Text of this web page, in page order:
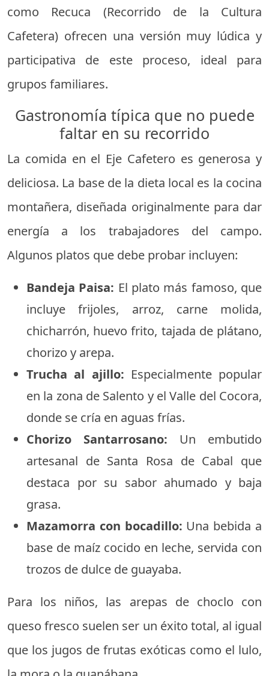
como Recuca (Recorrido de la Cultura
Cafetera) ofrecen una versión muy lúdica y
participativa de este proceso, ideal para
grupos familiares.
Gastronomía típica que no puede
faltar en su recorrido
La comida en el Eje Cafetero es generosa y
deliciosa. La base de la dieta local es la cocina
montañera, diseñada originalmente para dar
energía a los trabajadores del campo.
Algunos platos que debe probar incluyen:
Bandeja Paisa: El plato más famoso, que
incluye frijoles, arroz, carne molida,
chicharrón, huevo frito, tajada de plátano,
chorizo y arepa.
Trucha al ajillo: Especialmente popular
en la zona de Salento y el Valle del Cocora,
donde se cría en aguas frías.
Chorizo Santarrosano: Un embutido
artesanal de Santa Rosa de Cabal que
destaca por su sabor ahumado y baja
grasa.
Mazamorra con bocadillo: Una bebida a
base de maíz cocido en leche, servida con
trozos de dulce de guayaba.
Para los niños, las arepas de choclo con
queso fresco suelen ser un éxito total, al igual
que los jugos de frutas exóticas como el lulo,